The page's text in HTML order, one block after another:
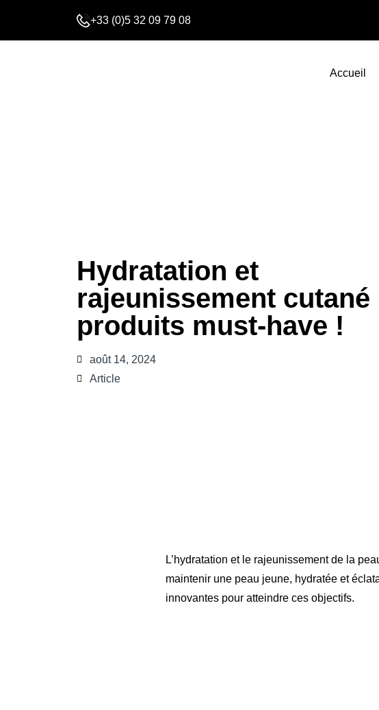
+33 (0)5 32 09 79 08
Accueil
Hydratation et
rajeunissement cutané
produits must-have !
août 14, 2024
Article
L’hydratation et le rajeunissement de la
maintenir une peau jeune, hydratée et
innovantes pour atteindre ces objectifs.